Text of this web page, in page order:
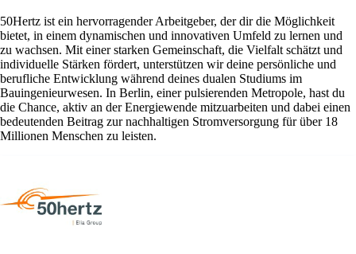
50Hertz ist ein hervorragender Arbeitgeber, der dir die Möglichkeit
bietet, in einem dynamischen und innovativen Umfeld zu lernen und
zu wachsen. Mit einer starken Gemeinschaft, die Vielfalt schätzt und
individuelle Stärken fördert, unterstützen wir deine persönliche und
berufliche Entwicklung während deines dualen Studiums im
Bauingenieurwesen. In Berlin, einer pulsierenden Metropole, hast du
die Chance, aktiv an der Energiewende mitzuarbeiten und dabei einen
bedeutenden Beitrag zur nachhaltigen Stromversorgung für über 18
Millionen Menschen zu leisten.